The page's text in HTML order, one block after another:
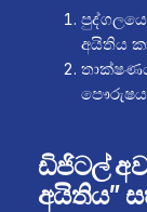
අයිතිය
ඩිජිටල්
අයිතිය”